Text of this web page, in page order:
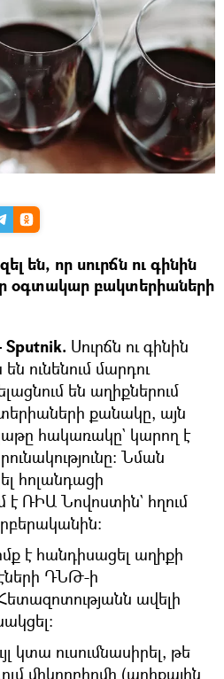
են, որ սուրճն ու գինին
օգտակար բակտերիաների
Սուրճն ու գինին
ունենում մարդու
են աղիքներում
քանակը, այն
հակառակը` կարող է
Նման
հոլանդացի
է ՌԻԱ Նովոստին` հղում
է հանդիսացել աղիքի
ԴՆԹ-ի
Հետազոտությանն ավելի
կտա ուսումնասիրել, թե
միկրոբիոմի (աղիքային